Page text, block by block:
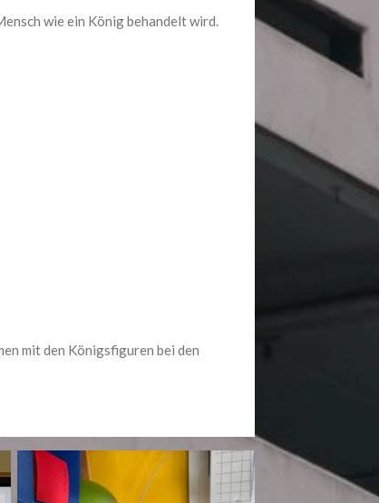
wie ein König behandelt wird.
mit den Königsfiguren bei den